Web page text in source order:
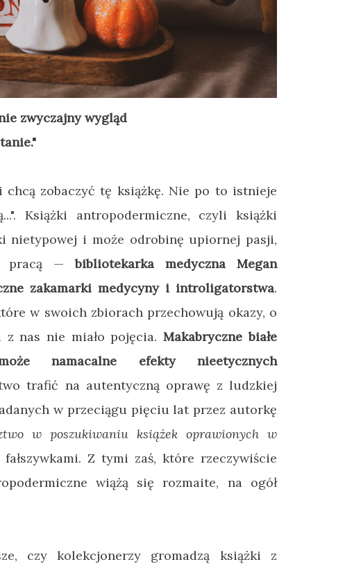
zwyczajny wygląd
chcą zobaczyć tę książkę. Nie po to istnieje
Książki antropodermiczne, czyli książki
nietypowej i może odrobinę upiornej pasji,
pracą — bibliotekarka medyczna
Megan
zakamarki medycyny i introligatorstwa.
w swoich zbiorach przechowują okazy, o
nas nie miało pojęcia. Makabryczne białe
namacalne efekty nieetycznych
trafić na autentyczną oprawę z ludzkiej
w przeciągu pięciu lat przez autorkę
w poszukiwaniu książek oprawionych w
fałszywkami. Z tymi zaś, które rzeczywiście
wiążą się rozmaite, na ogół
czy kolekcjonerzy gromadzą książki z